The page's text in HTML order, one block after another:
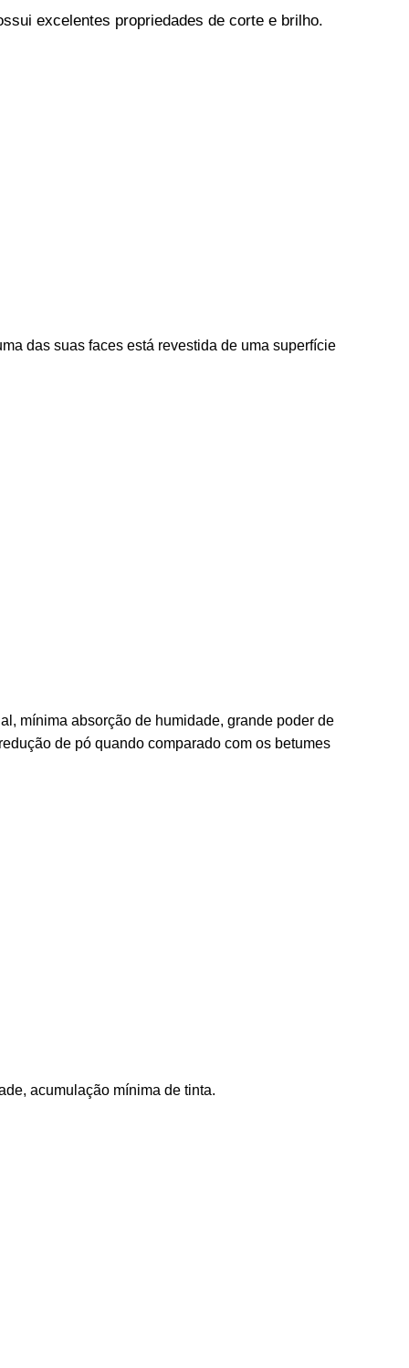
excelentes propriedades de corte e brilho.
das suas faces está revestida de uma superfície
mínima absorção de humidade, grande poder de
de pó quando comparado com os betumes
acumulação mínima de tinta.